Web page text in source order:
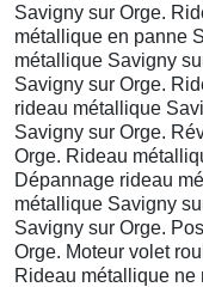
Savigny sur Orge.
métallique en panne
métallique Savigny
Savigny sur Orge.
rideau métallique
Savigny sur Orge.
Orge. Rideau
Dépannage rideau
métallique Savigny
Savigny sur Orge.
Orge. Moteur volet
Rideau métallique ne